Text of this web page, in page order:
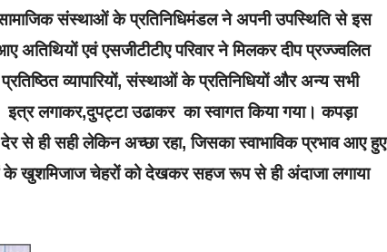
संस्थाओं के प्रतिनिधिमंडल ने अपनी उपस्थिति से इस
अतिथियों एवं एसजीटीटीए परिवार ने मिलकर दीप प्रज्ज्वलित
व्यापारियों, संस्थाओं के प्रतिनिधियों और अन्य सभी
इत्र लगाकर,दुपट्टा उढाकर का स्वागत किया गया। कपड़ा
से ही सही लेकिन अच्छा रहा, जिसका स्वाभाविक प्रभाव आए हुए
के खुशमिजाज चेहरों को देखकर सहज रूप से ही अंदाजा लगाया